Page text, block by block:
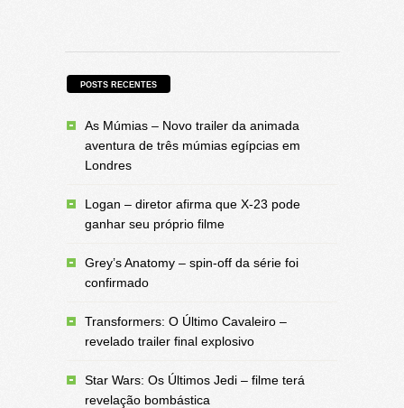
POSTS RECENTES
As Múmias – Novo trailer da animada
aventura de três múmias egípcias em
Londres
Logan – diretor afirma que X-23 pode
ganhar seu próprio filme
Grey’s Anatomy – spin-off da série foi
confirmado
Transformers: O Último Cavaleiro –
revelado trailer final explosivo
Star Wars: Os Últimos Jedi – filme terá
revelação bombástica